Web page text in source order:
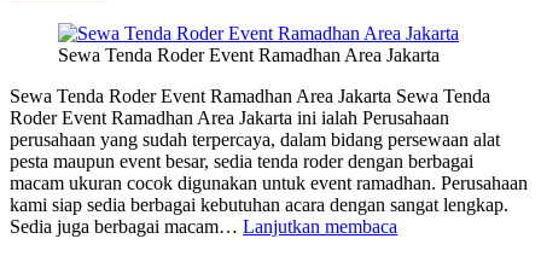
Sewa Tenda Roder Event Ramadhan Area Jakarta
Sewa Tenda Roder Event Ramadhan Area Jakarta Sewa Tenda
Roder Event Ramadhan Area Jakarta ini ialah Perusahaan
perusahaan yang sudah terpercaya, dalam bidang persewaan alat
pesta maupun event besar, sedia tenda roder dengan berbagai
macam ukuran cocok digunakan untuk event ramadhan. Perusahaan
kami siap sedia berbagai kebutuhan acara dengan sangat lengkap.
Sedia juga berbagai macam… Lanjutkan membaca